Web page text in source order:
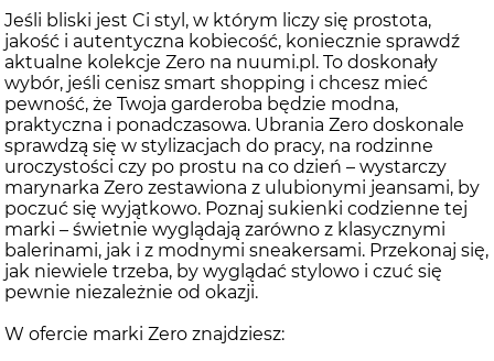
Jeśli bliski jest Ci styl, w którym liczy się prostota,
jakość i autentyczna kobiecość, koniecznie sprawdź
aktualne kolekcje Zero na nuumi.pl. To doskonały
wybór, jeśli cenisz smart shopping i chcesz mieć
pewność, że Twoja garderoba będzie modna,
praktyczna i ponadczasowa. Ubrania Zero doskonale
sprawdzą się w stylizacjach do pracy, na rodzinne
uroczystości czy po prostu na co dzień – wystarczy
marynarka Zero zestawiona z ulubionymi jeansami, by
poczuć się wyjątkowo. Poznaj sukienki codzienne tej
marki – świetnie wyglądają zarówno z klasycznymi
balerinami, jak i z modnymi sneakersami. Przekonaj się,
jak niewiele trzeba, by wyglądać stylowo i czuć się
pewnie niezależnie od okazji.
W ofercie marki Zero znajdziesz: